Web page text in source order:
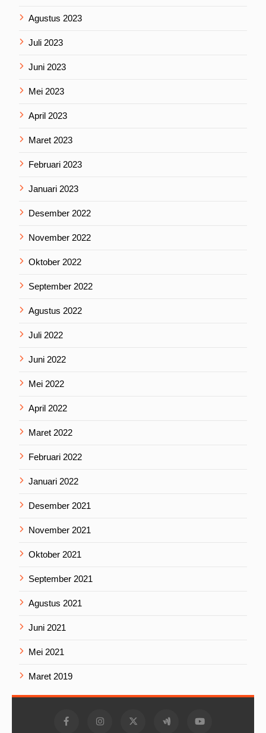
Agustus 2023
Juli 2023
Juni 2023
Mei 2023
April 2023
Maret 2023
Februari 2023
Januari 2023
Desember 2022
November 2022
Oktober 2022
September 2022
Agustus 2022
Juli 2022
Juni 2022
Mei 2022
April 2022
Maret 2022
Februari 2022
Januari 2022
Desember 2021
November 2021
Oktober 2021
September 2021
Agustus 2021
Juni 2021
Mei 2021
Maret 2019